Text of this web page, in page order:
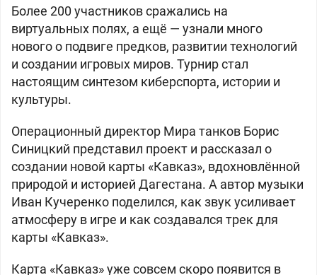
Более 200 участников сражались на
виртуальных полях, а ещё — узнали много
нового о подвиге предков, развитии технологий
и создании игровых миров. Турнир стал
настоящим синтезом киберспорта, истории и
культуры.
Операционный директор Мира танков Борис
Синицкий представил проект и рассказал о
создании новой карты «Кавказ», вдохновлённой
природой и историей Дагестана. А автор музыки
Иван Кучеренко поделился, как звук усиливает
атмосферу в игре и как создавался трек для
карты «Кавказ».
Карта «Кавказ» уже совсем скоро появится в